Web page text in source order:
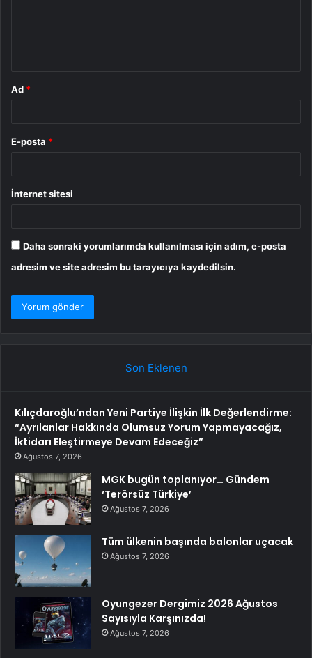
Ad *
E-posta *
İnternet sitesi
Daha sonraki yorumlarımda kullanılması için adım, e-posta
adresim ve site adresim bu tarayıcıya kaydedilsin.
Son Eklenen
Kılıçdaroğlu’ndan Yeni Partiye İlişkin İlk Değerlendirme:
“Ayrılanlar Hakkında Olumsuz Yorum Yapmayacağız,
İktidarı Eleştirmeye Devam Edeceğiz”
Ağustos 7, 2026
MGK bugün toplanıyor… Gündem
‘Terörsüz Türkiye’
Ağustos 7, 2026
Tüm ülkenin başında balonlar uçacak
Ağustos 7, 2026
Oyungezer Dergimiz 2026 Ağustos
Sayısıyla Karşınızda!
Ağustos 7, 2026